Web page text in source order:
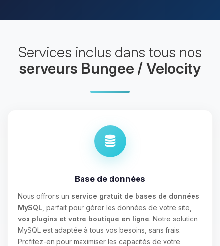
Services inclus dans tous nos
serveurs Bungee / Velocity
Base de données
Nous offrons un service gratuit de bases de données
MySQL , parfait pour gérer les données de votre site,
vos plugins et votre boutique en ligne. Notre solution
MySQL est adaptée à tous vos besoins, sans frais.
Profitez-en pour maximiser les capacités de votre